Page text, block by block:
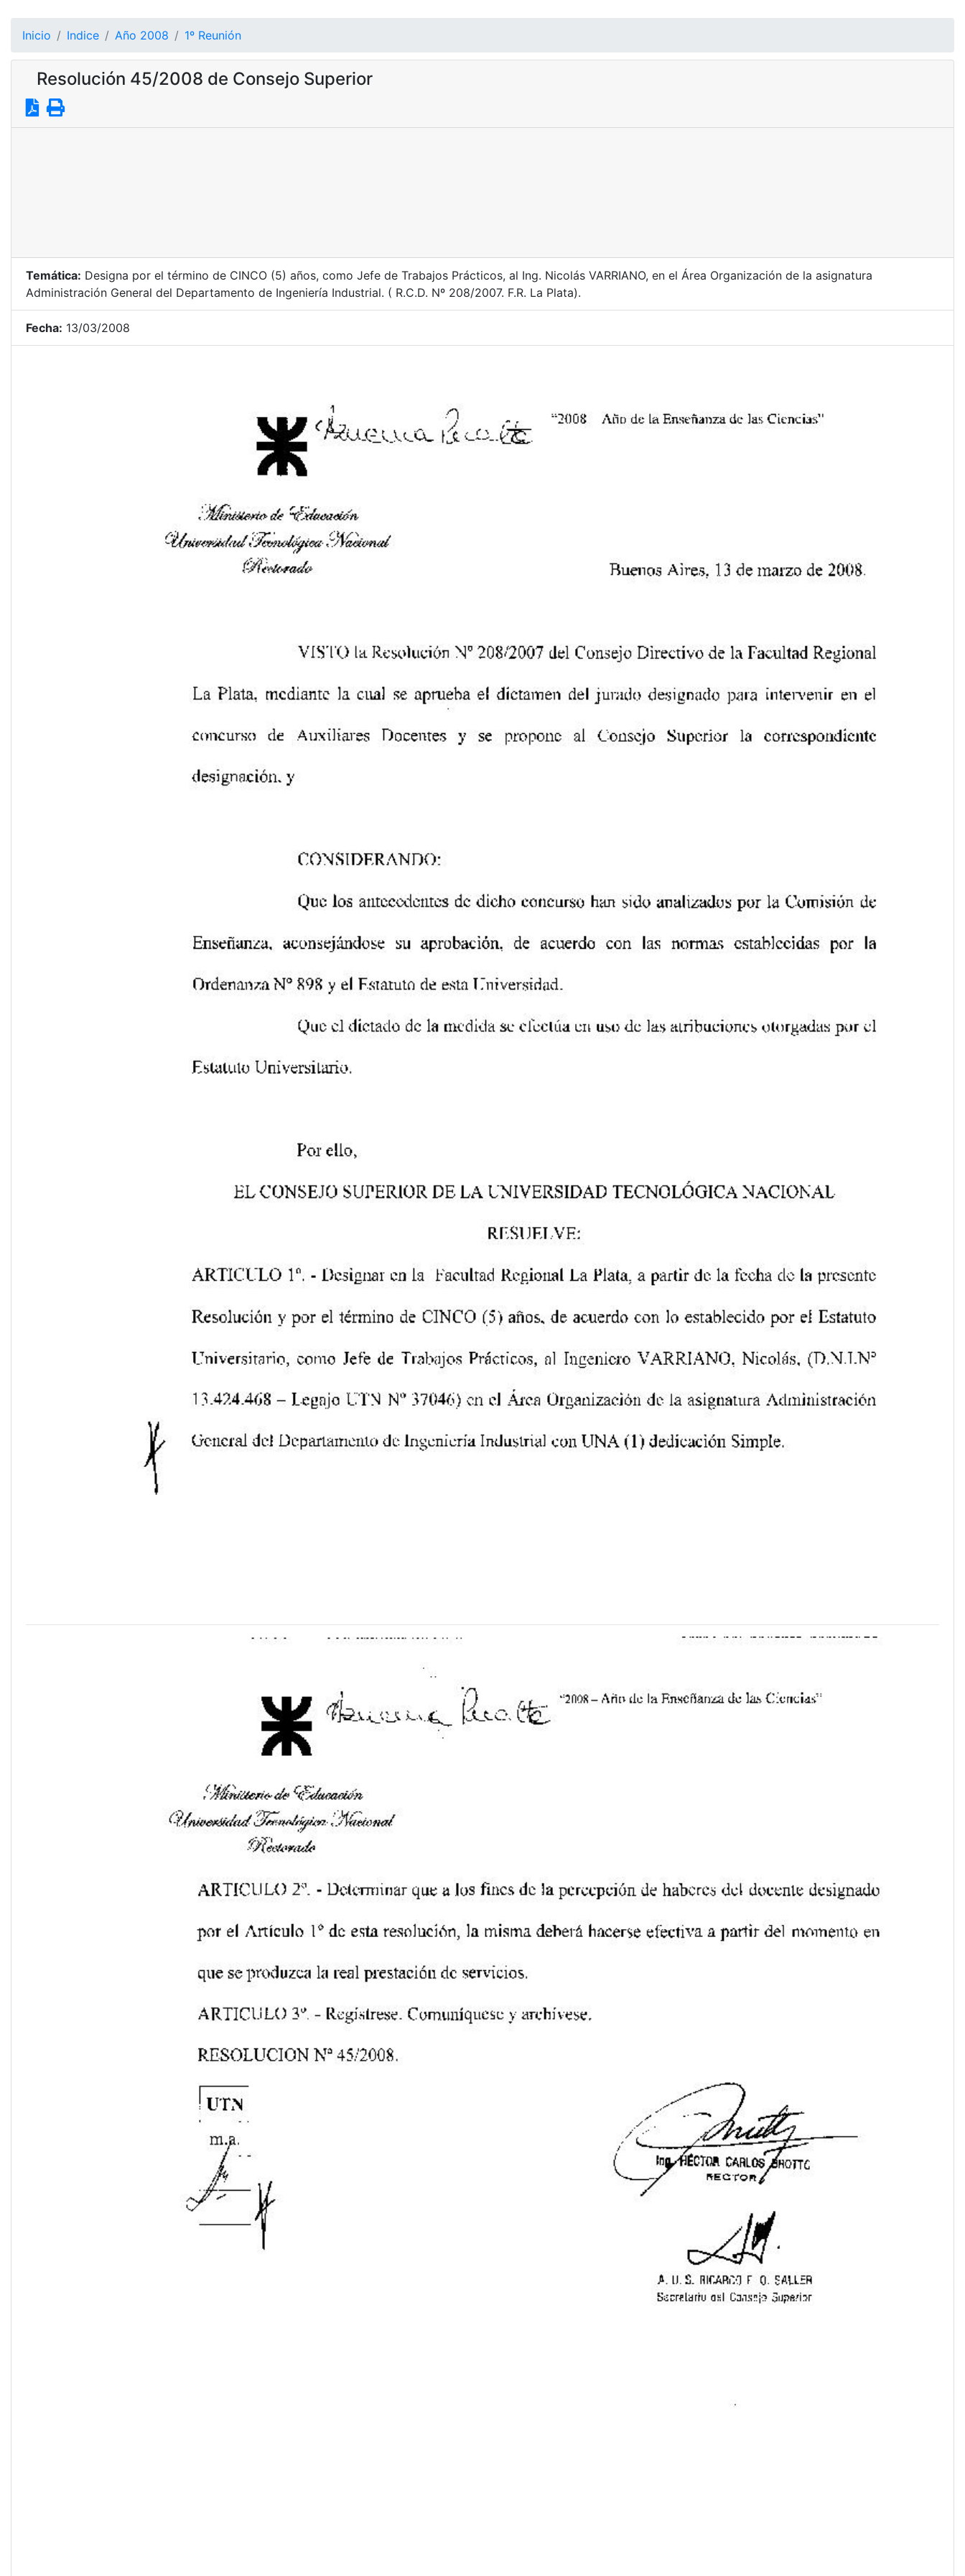
Inicio Indice Año 2008 1º Reunión
Resolución 45/2008 de Consejo Superior
Temática: Designa por el término de CINCO (5) años, como Jefe de Trabajos Prácticos, al Ing. Nicolás VARRIANO, en el Área Organización de la asignatura
Administración General del Departamento de Ingeniería Industrial. ( R.C.D. Nº 208/2007. F.R. La Plata).
Fecha: 13/03/2008